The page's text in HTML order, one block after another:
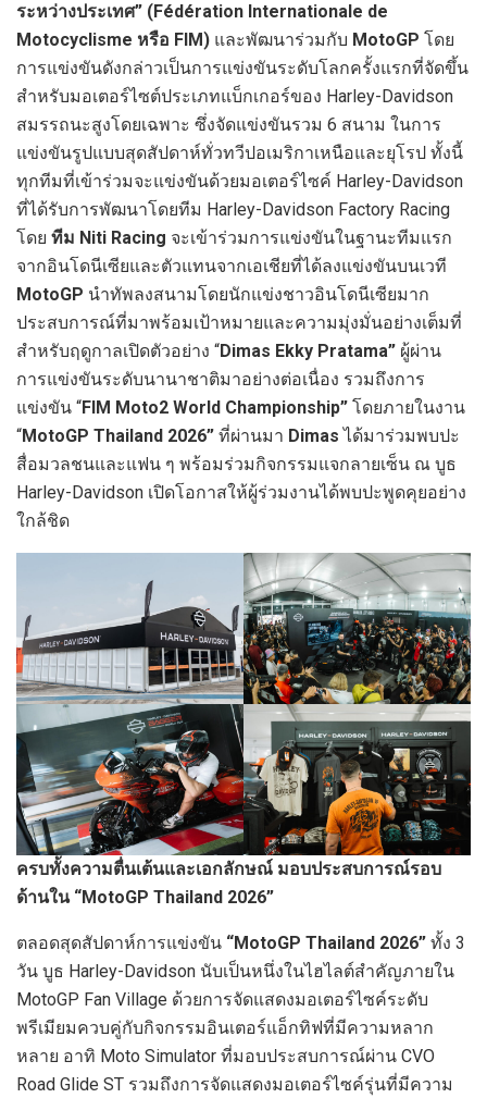
ระหว่างประเทศ” (Fédération Internationale de
Motocyclisme หรือ FIM) และพัฒนาร่วมกับ MotoGP โดย
การแข่งขันดังกล่าวเป็นการแข่งขันระดับโลกครั้งแรกที่จัดขึ้น
สำหรับมอเตอร์ไซต์ประเภทแบ็กเกอร์ของ Harley-Davidson
สมรรถนะสูงโดยเฉพาะ ซึ่งจัดแข่งขันรวม 6 สนาม ในการ
แข่งขันรูปแบบสุดสัปดาห์ทั่วทวีปอเมริกาเหนือและยุโรป ทั้งนี้
ทุกทีมที่เข้าร่วมจะแข่งขันด้วยมอเตอร์ไซค์ Harley-Davidson
ที่ได้รับการพัฒนาโดยทีม Harley-Davidson Factory Racing
โดย ทีม Niti Racing จะเข้าร่วมการแข่งขันในฐานะทีมแรก
จากอินโดนีเซียและตัวแทนจากเอเชียที่ได้ลงแข่งขันบนเวที
MotoGP นำทัพลงสนามโดยนักแข่งชาวอินโดนีเซียมาก
ประสบการณ์ที่มาพร้อมเป้าหมายและความมุ่งมั่นอย่างเต็มที่
สำหรับฤดูกาลเปิดตัวอย่าง “Dimas Ekky Pratama” ผู้ผ่าน
การแข่งขันระดับนานาชาติมาอย่างต่อเนื่อง รวมถึงการ
แข่งขัน “FIM Moto2 World Championship” โดยภายในงาน
“MotoGP Thailand 2026” ที่ผ่านมา Dimas ได้มาร่วมพบปะ
สื่อมวลชนและแฟน ๆ พร้อมร่วมกิจกรรมแจกลายเซ็น ณ บูธ
Harley-Davidson เปิดโอกาสให้ผู้ร่วมงานได้พบปะพูดคุยอย่าง
ใกล้ชิด
ครบทั้งความตื่นเต้นและเอกลักษณ์ มอบประสบการณ์รอบ
ด้านใน “MotoGP Thailand 2026”
ตลอดสุดสัปดาห์การแข่งขัน “MotoGP Thailand 2026” ทั้ง 3
วัน บูธ Harley-Davidson นับเป็นหนึ่งในไฮไลต์สำคัญภายใน
MotoGP Fan Village ด้วยการจัดแสดงมอเตอร์ไซค์ระดับ
พรีเมียมควบคู่กับกิจกรรมอินเตอร์แอ็กทิฟที่มีความหลาก
หลาย อาทิ Moto Simulator ที่มอบประสบการณ์ผ่าน CVO
Road Glide ST รวมถึงการจัดแสดงมอเตอร์ไซค์รุ่นที่มีความ